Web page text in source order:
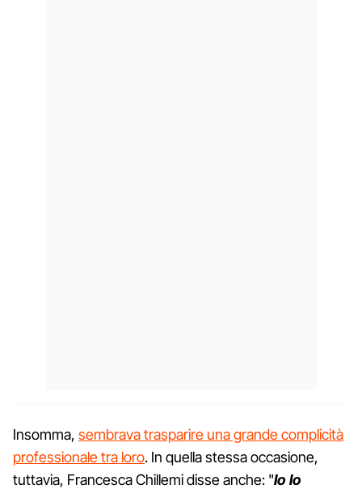
Insomma, sembrava trasparire una grande complicità
professionale tra loro. In quella stessa occasione,
tuttavia, Francesca Chillemi disse anche: "Io lo